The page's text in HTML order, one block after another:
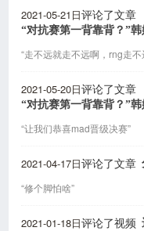
2021-05-21日评论了文章
“走不远就走不远啊，rng走
2021-05-20日评论了文章
“让我们恭喜mad晋级决赛”
2021-04-17日评论了文章
“修个脚怕啥”
2021-01-18日评论了视频